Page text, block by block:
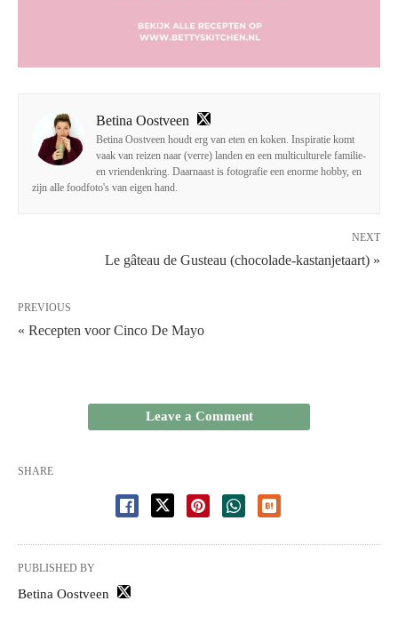
Betina Oostveen
Betina Oostveen houdt erg van eten en koken. Inspiratie komt
vaak van reizen naar (verre) landen en een multiculturele familie-
en vriendenkring. Daarnaast is fotografie een enorme hobby, en
zijn alle foodfoto's van eigen hand.
NEXT
Le gâteau de Gusteau (chocolade-kastanjetaart) »
PREVIOUS
« Recepten voor Cinco De Mayo
Leave a Comment
SHARE
PUBLISHED BY
Betina Oostveen